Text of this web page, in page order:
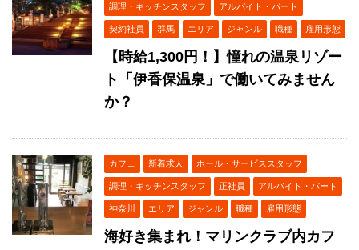
調理・キッチンスタッフ アルバイト・パート
契約社員 群馬 エリア ジャンル 職種 雇用形態
【時給1,300円！】憧れの温泉リゾー
ト「伊香保温泉」で働いてみません
か？
カフェ 新着求人 ホール・サービススタッフ
調理・キッチンスタッフ 正社員 アルバイト・パート
神奈川 エリア ジャンル 職種 雇用形態
海好き集まれ！マリンクラブ内カフ